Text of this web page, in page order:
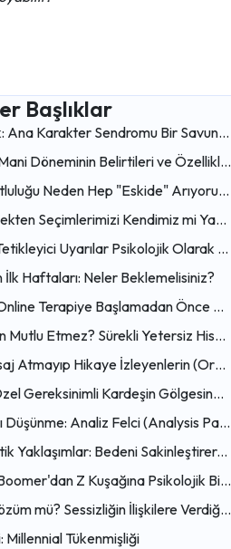
Başlıklar
Romantikleşen Sıradanlık: Ana Karakter Sendromu Bir Savunma Mekanizması mı?
Bipolar Bozukluk Nedir? Mani Döneminin Belirtileri ve Özellikleri
Geçmişin Melankolisi: Mutluluğu Neden Hep "Eskide" Arıyoruz?
Özgür İrade Nedir? Gerçekten Seçimlerimizi Kendimiz mi Yapıyoruz?
Trigger Warning Nedir? Tetikleyici Uyarılar Psikolojik Olarak Faydalı mı?
Haftaları: Neler Beklemelisiniz?
Hiwell Kullanım Rehberi: Online Terapiye Başlamadan Önce Bilmeniz Gerekenler
Mükemmeliyetçilik Neden Mutlu Etmez? Sürekli Yetersiz Hissetmenin Psikolojik Nedenleri
Hayalet Değil, Uydu: Mesaj Atmayıp Hikaye İzleyenlerin (Orbiting) Psikolojisi
Cam Çocuk Sendromu: Özel Gereksinimli Kardeşin Gölgesinde Büyümek
Karar Verememe ve Aşırı Düşünme: Analiz Felci (Analysis Paralysis) Nedir?
Öfke Yönetiminde Somatik Yaklaşımlar: Bedeni Sakinleştirerek Zihni Dönüştürmenin Bilimsel Yolları
Kuşak Çatışması Nedir? Boomer'dan Z Kuşağına Psikolojik Bir Bakış
Tartışırken Susmak Bir Çözüm mü? Sessizliğin İlişkilere Verdiği Zarar
Millennial Tükenmişliği